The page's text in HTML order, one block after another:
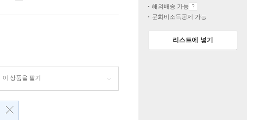
이 상품을 팔기
해외배송 가능
문화비소득공제 가능
리스트에 넣기